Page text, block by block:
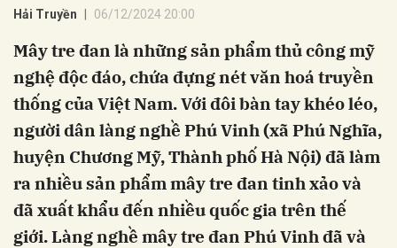
Hải Truyền 06/12/2024 20:00
Mây tre đan là những sản phẩm thủ công mỹ
nghệ độc đáo, chứa đựng nét văn hoá truyền
thống của Việt Nam. Với đôi bàn tay khéo léo,
người dân làng nghề Phú Vinh (xã Phú Nghĩa,
huyện Chương Mỹ, Thành phố Hà Nội) đã làm
ra nhiều sản phẩm mây tre đan tinh xảo và
đã xuất khẩu đến nhiều quốc gia trên thế
giới. Làng nghề mây tre đan Phú Vinh đã và